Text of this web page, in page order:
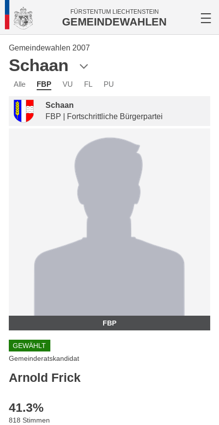
FÜRSTENTUM LIECHTENSTEIN
GEMEINDEWAHLEN
Gemeindewahlen 2007
Schaan
Alle FBP VU FL PU
Schaan
FBP | Fortschrittliche Bürgerpartei
FBP
GEWÄHLT
Gemeinderatskandidat
Arnold Frick
41.3%
818 Stimmen